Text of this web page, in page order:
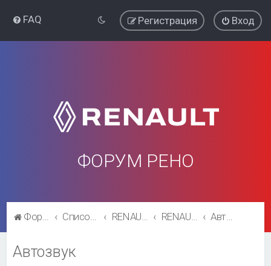
FAQ Вход
Регистрация
ФОРУМ РЕНО
Форум Рено Список форумов RENAULT SYMBOL RENAULT SYMBOL Автозвук
Автозвук